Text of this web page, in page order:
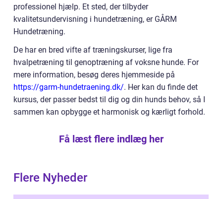
professionel hjælp. Et sted, der tilbyder
kvalitetsundervisning i hundetræning, er GÅRM
Hundetræning.
De har en bred vifte af træningskurser, lige fra
hvalpetræning til genoptræning af voksne hunde. For
mere information, besøg deres hjemmeside på
https://garm-hundetraening.dk/. Her kan du finde det
kursus, der passer bedst til dig og din hunds behov, så I
sammen kan opbygge et harmonisk og kærligt forhold.
Få læst flere indlæg her
Flere Nyheder